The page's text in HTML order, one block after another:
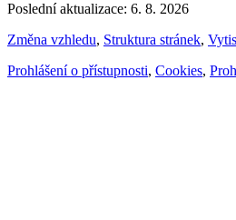
Poslední aktualizace: 6. 8. 2026
Změna vzhledu, Struktura stránek,
Prohlášení o přístupnosti, Cookies,